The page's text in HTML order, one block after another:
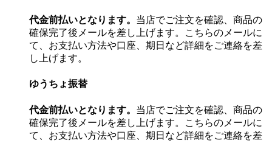
代金前払いとなります。 当店でご注文を確認、商品の
確保完了後メールを差し上げます。こちらのメールに
て、お支払い方法や口座、期日など詳細をご連絡を差
し上げます。
ゆうちょ振替
代金前払いとなります。 当店でご注文を確認、商品の
確保完了後メールを差し上げます。こちらのメールに
て、お支払い方法や口座、期日など詳細をご連絡を差